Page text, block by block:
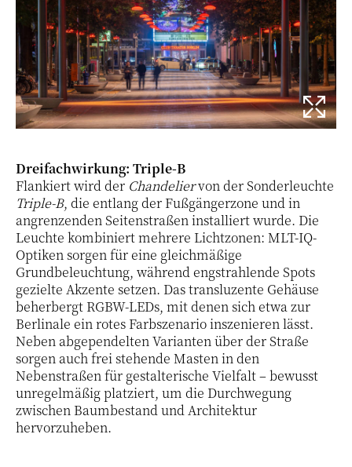
Dreifachwirkung: Triple-B
Flankiert wird der Chandeliervon der Sonderleuchte
Triple-B, die entlang der Fußgängerzone und in
angrenzenden Seitenstraßen installiert wurde. Die
Leuchte kombiniert mehrere Lichtzonen: MLT-IQ-
Optiken sorgen für eine gleichmäßige
Grundbeleuchtung, während engstrahlende Spots
gezielte Akzente setzen. Das transluzente Gehäuse
beherbergt RGBW-LEDs, mit denen sich etwa zur
Berlinale ein rotes Farbszenario inszenieren lässt.
Neben abgependelten Varianten über der Straße
sorgen auch frei stehende Masten in den
Nebenstraßen für gestalterische Vielfalt – bewusst
unregelmäßig platziert, um die Durchwegung
zwischen Baumbestand und Architektur
hervorzuheben.